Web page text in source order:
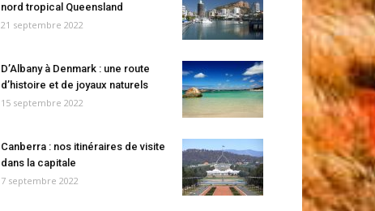
nord tropical Queensland
21 septembre 2022
D’Albany à Denmark : une route
d’histoire et de joyaux naturels
15 septembre 2022
Canberra : nos itinéraires de visite
dans la capitale
7 septembre 2022